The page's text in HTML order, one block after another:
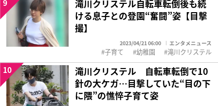
滝川クリステル自転車転倒後も続
ける息子との登園“奮闘”姿【目撃
撮】
2023/04/21 06:00 エンタメニュース
9
子育て 幼稚園 滝川クリステル
滝川クリステル 自転車転倒で10
針の大ケガ…目撃していた“目の下
に隈”の憔悴子育て姿
10